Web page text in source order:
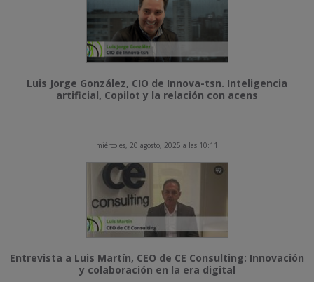
Luis Jorge González, CIO de Innova-tsn. Inteligencia
artificial, Copilot y la relación con acens
miércoles, 20 agosto, 2025 a las 10:11
Entrevista a Luis Martín, CEO de CE Consulting: Innovación
y colaboración en la era digital